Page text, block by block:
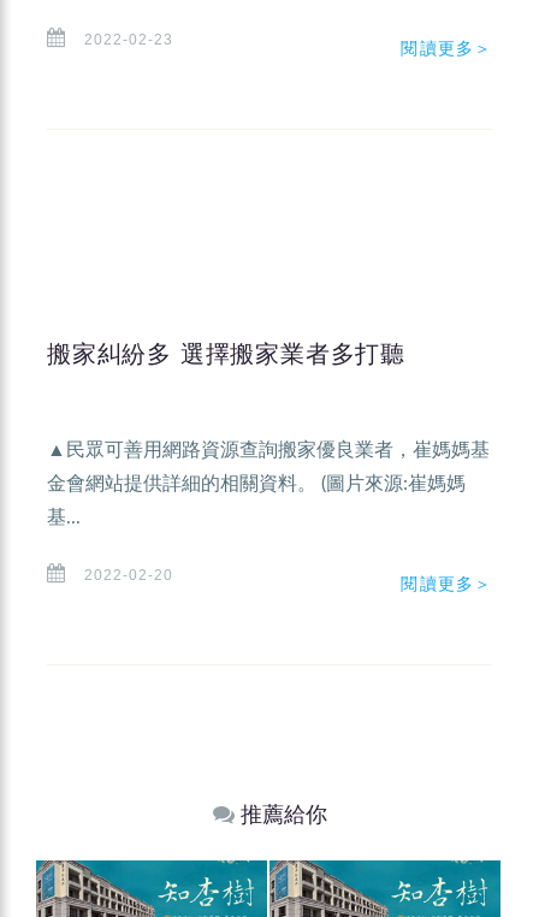
2022-02-23 閱讀更多＞
搬家糾紛多 選擇搬家業者多打聽
▲民眾可善用網路資源查詢搬家優良業者，崔媽媽基
金會網站提供詳細的相關資料。 (圖片來源:崔媽媽
基...
2022-02-20 閱讀更多＞
推薦給你